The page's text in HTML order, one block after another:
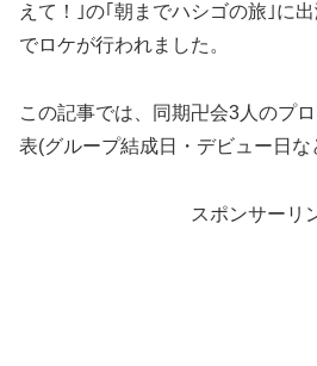
えて！｣の｢朝までハシゴの旅｣に
でロケが行われました。
この記事では、同期卍会3人のプ
表(グループ結成日・デビュー日な
スポンサーリ